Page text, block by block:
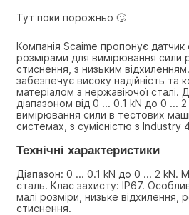
Тут поки порожньо 🙄
Компанія Scaime пропонує
розмірами для вимірювання сили
стиснення, з низьким
забезпечує високу надійність та
матеріалом з нержавіючої сталі.
діапазоном від 0 ... 0.1 kN до 0 ...
вимірювання сили в тестових
системах, з сумісністю з Industry
Технічні характеристики
Діапазон: 0 ... 0.1 kN до 0 ... 2 kN.
сталь. Клас захисту: IP67.
малі розміри, низьке відхилення,
стиснення.